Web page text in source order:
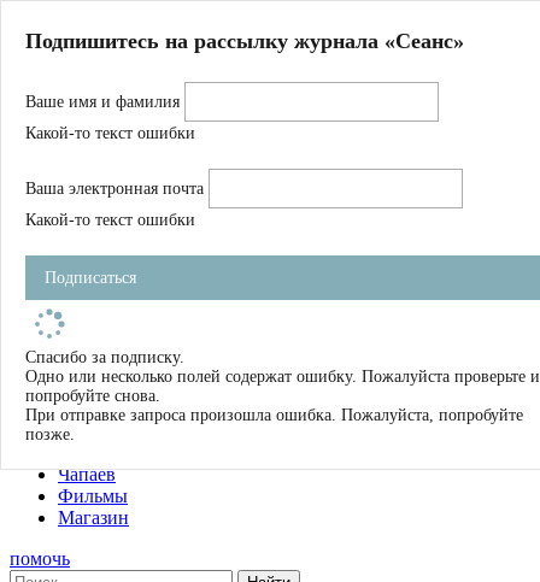
Магазин
Журнал
Школа
Устав
Фильмы
Имена
Тэги
О нас
Журнал
Книги
Чапаев
Фильмы
Магазин
помочь
Подпишитесь на рассылку журнала «Сеанс»
Ваше имя и фамилия
Какой-то текст ошибки
Ваша электронная почта
Какой-то текст ошибки
Подписаться
Спасибо за подписку.
Одно или несколько полей содержат ошибку. Пожалуйста проверьте и
попробуйте снова.
При отправке запроса произошла ошибка. Пожалуйста, попробуйте
позже.